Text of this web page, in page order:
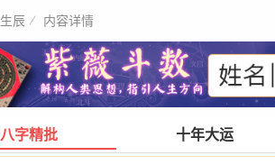
生辰 内容详情
八字精批 十年大运